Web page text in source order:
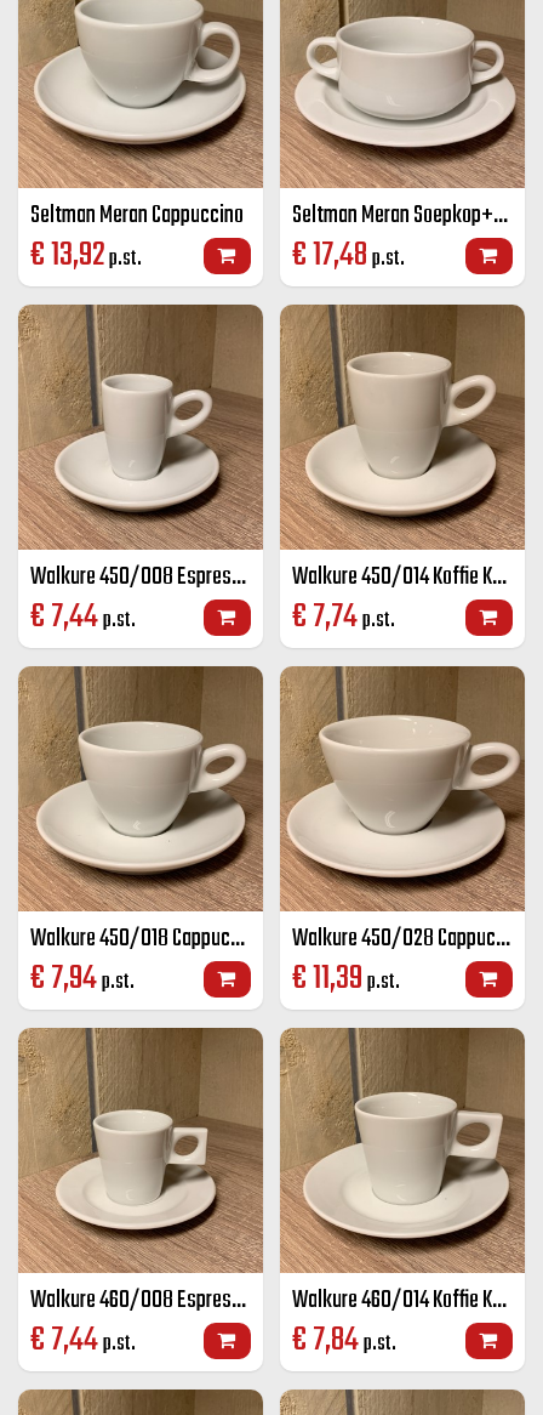
Seltman Meran Cappuccino
€13,92p.st.
Seltman Meran Soepkop+schotel
€17,48p.st.
Walkure 450/008 Espresso K+S wit 8 cl
€7,44p.st.
Walkure 450/014 Koffie K+S wit 14 cl
€7,74p.st.
Walkure 450/018 Cappuccino K+S wit 18 cl
€7,94p.st.
Walkure 450/028 Cappuccino groot K+S wit 28 cl
€11,39p.st.
Walkure 460/008 Espresso K+S wit 8 cl
€7,44p.st.
Walkure 460/014 Koffie K+S wit 14 cl
€7,84p.st.